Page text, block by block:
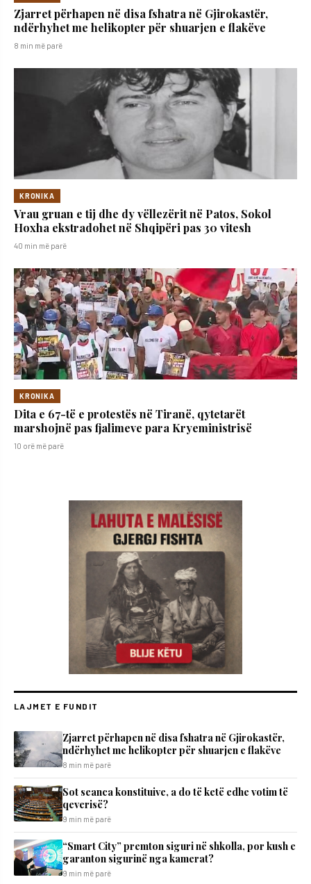
Zjarret përhapen në disa fshatra në Gjirokastër,
ndërhyhet me helikopter për shuarjen e flakëve
8 min më parë
KRONIKA
Vrau gruan e tij dhe dy vëllezërit në Patos, Sokol
Hoxha ekstradohet në Shqipëri pas 30 vitesh
40 min më parë
KRONIKA
Dita e 67-të e protestës në Tiranë, qytetarët
marshojnë pas fjalimeve para Kryeministrisë
10 orë më parë
LAJMET E FUNDIT
Zjarret përhapen në disa fshatra në Gjirokastër,
ndërhyhet me helikopter për shuarjen e flakëve
8 min më parë
Sot seanca konstituive, a do të ketë edhe votim të
qeverisë?
9 min më parë
“Smart City” premton siguri në shkolla, por kush e
garanton sigurinë nga kamerat?
9 min më parë